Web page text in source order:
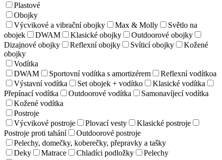
Plastové
Obojky
Výcvikové a vibrační obojky
Max & Molly
Světlo na
obojek
DWAM Klasické obojky
Outdoorové obojky
Dizajnové obojky
Reflexní obojky Svíticí obojky
Kožené
obojky
Vodítka
DWAM
Sportovní vodítka s amortizérem
Reflexní vodítkoa
Výstavní vodítka
Set obojek + vodítko
Klasické vodítka
Přepínací vodítka
Outdoorové vodítka
Samonavíjecí vodítka
Kožené vodítka
Postroje
Výcvikové postroje
Plovací vesty
Klasické postroje
Postroje proti tahání
Outdoorové postroje
Pelechy, domečky, koberečky, přepravky a tašky
Deky
Matrace Chladíci podložky
Pelechy